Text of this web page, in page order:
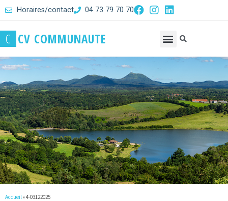
Horaires/contact 04 73 79 70 70
C CV COMMUNAUTE
Accueil »4-03122025